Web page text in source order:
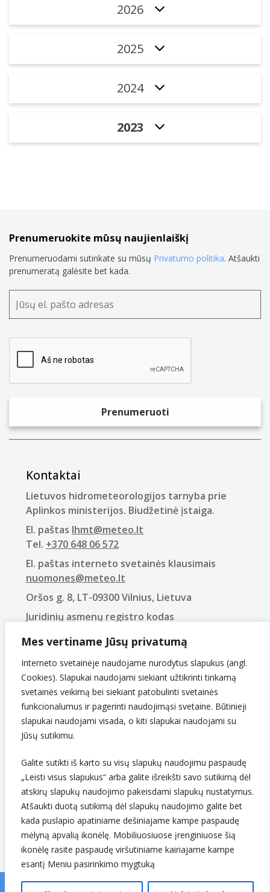
Mes vertiname Jūsų privatumą
Interneto svetainėje naudojame nurodytus slapukus (angl.
Cookies). Slapukai naudojami siekiant užtikrinti tinkamą
svetainės veikimą bei siekiant patobulinti svetainės
funkcionalumus ir pagerinti naudojimąsi svetaine. Būtinieji
slapukai naudojami visada, o kiti slapukai naudojami su
Jūsų sutikimu.
Galite sutikti iš karto su visų slapukų naudojimu paspaudę
„Leisti visus slapukus“ arba galite išreikšti savo sutikimą dėl
atskirų slapukų naudojimo pakeisdami slapukų nustatymus.
Atšaukti duotą sutikimą dėl slapukų naudojimo galite bet
kada puslapio apatiniame dešiniajame kampe paspaudę
mėlyną apvalią ikonėlę. Mobiliuosiuose įrenginiuose šią
ikonėlę rasite paspaudę viršutiniame kairiajame kampe
esantį Meniu pasirinkimo mygtuką
2026
2025
2024
2023
Prenumeruokite mūsų naujienlaiškį
Prenumeruodami sutinkate su mūsų Privatumo politika. Atšaukti
prenumeratą galėsite bet kada.
Kontaktai
Lietuvos hidrometeorologijos tarnyba prie
Aplinkos ministerijos. Biudžetinė įstaiga.
El. paštas lhmt@meteo.lt
Tel. +370 648 06 572
El. paštas interneto svetainės klausimais
nuomones@meteo.lt
Oršos g. 8, LT-09300 Vilnius, Lietuva
Juridinių asmenų registro kodas
PVM mokėtojo kodas
LT907432416
Sekite mus